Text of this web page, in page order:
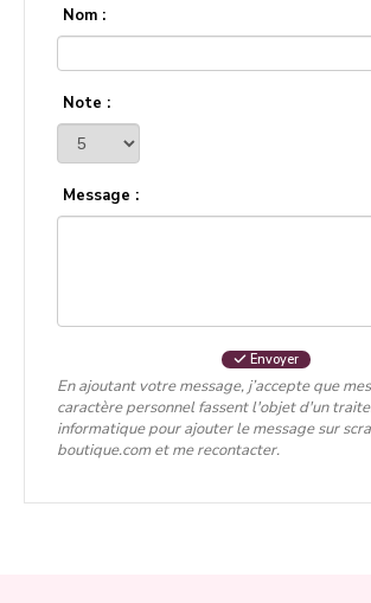
Nom :
Note :
Message :
Envoyer
En ajoutant votre message, j’accepte que
caractère personnel fassent l'objet d'un
informatique pour ajouter le message sur
boutique.com et me recontacter.